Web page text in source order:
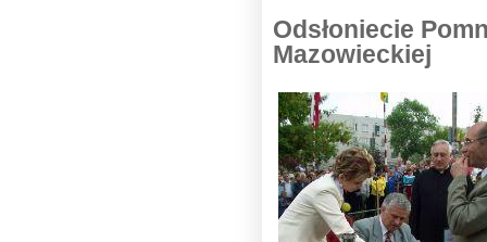
Odsłoniecie
Mazowieckiej